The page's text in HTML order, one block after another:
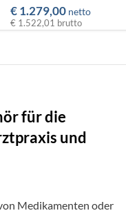
€1.279,00 netto
€ 1.522,01 brutto
für die
und
Medikamenten oder